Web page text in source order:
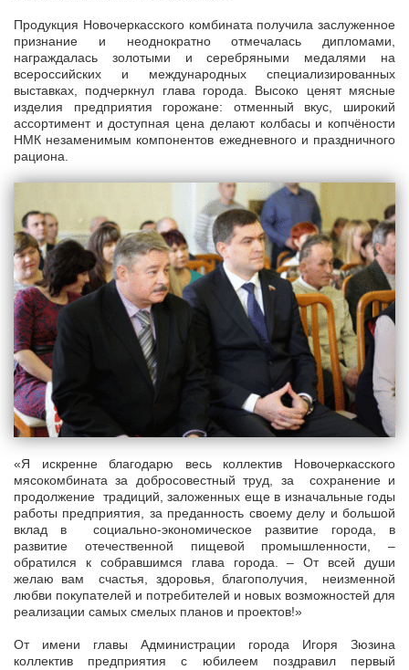
Продукция Новочеркасского комбината получила заслуженное
признание и неоднократно отмечалась дипломами,
награждалась золотыми и серебряными медалями на
всероссийских и международных специализированных
выставках, подчеркнул глава города. Высоко ценят мясные
изделия предприятия горожане: отменный вкус, широкий
ассортимент и доступная цена делают колбасы и копчёности
НМК незаменимым компонентов ежедневного и праздничного
рациона.
«Я искренне благодарю весь коллектив Новочеркасского
мясокомбината за добросовестный труд, за сохранение и
продолжение традиций, заложенных еще в изначальные годы
работы предприятия, за преданность своему делу и большой
вклад в социально-экономическое развитие города, в
развитие отечественной пищевой промышленности, –
обратился к собравшимся глава города. – От всей души
желаю вам счастья, здоровья, благополучия, неизменной
любви покупателей и потребителей и новых возможностей для
реализации самых смелых планов и проектов!»
От имени главы Администрации города Игоря Зюзина
коллектив предприятия с юбилеем поздравил первый